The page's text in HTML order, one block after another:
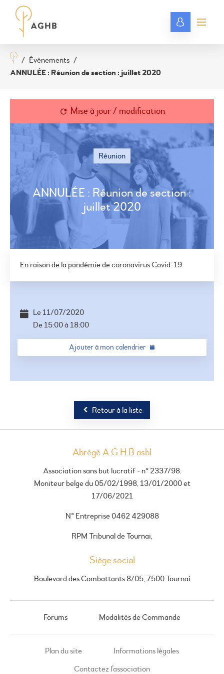
/ Événements /
ANNULÉE : Réunion de section : juillet 2020
Mise à jour / modification
Réunion
ANNULÉE : Réunion de section :
juillet 2020
En raison de la pandémie de coronavirus Covid-19
©
Le 11/07/2020
De 15:00à 18:00
Ajouter à mon calendrier
Retour à la liste
Abrégé A.G.H.B asbl
Association sans but lucratif - n° 2337/98.
Moniteur belge du 05/02/1998, 13/01/2000 et
17/06/2021
N° Entreprise 0462 429088
RPM Tribunal de Tournai,
Siège social
Boulevard des Combattants 8/05, 7500 Tournai
Forums Modalités de Commande
Plan du site
Informations légales
Contactez l’association